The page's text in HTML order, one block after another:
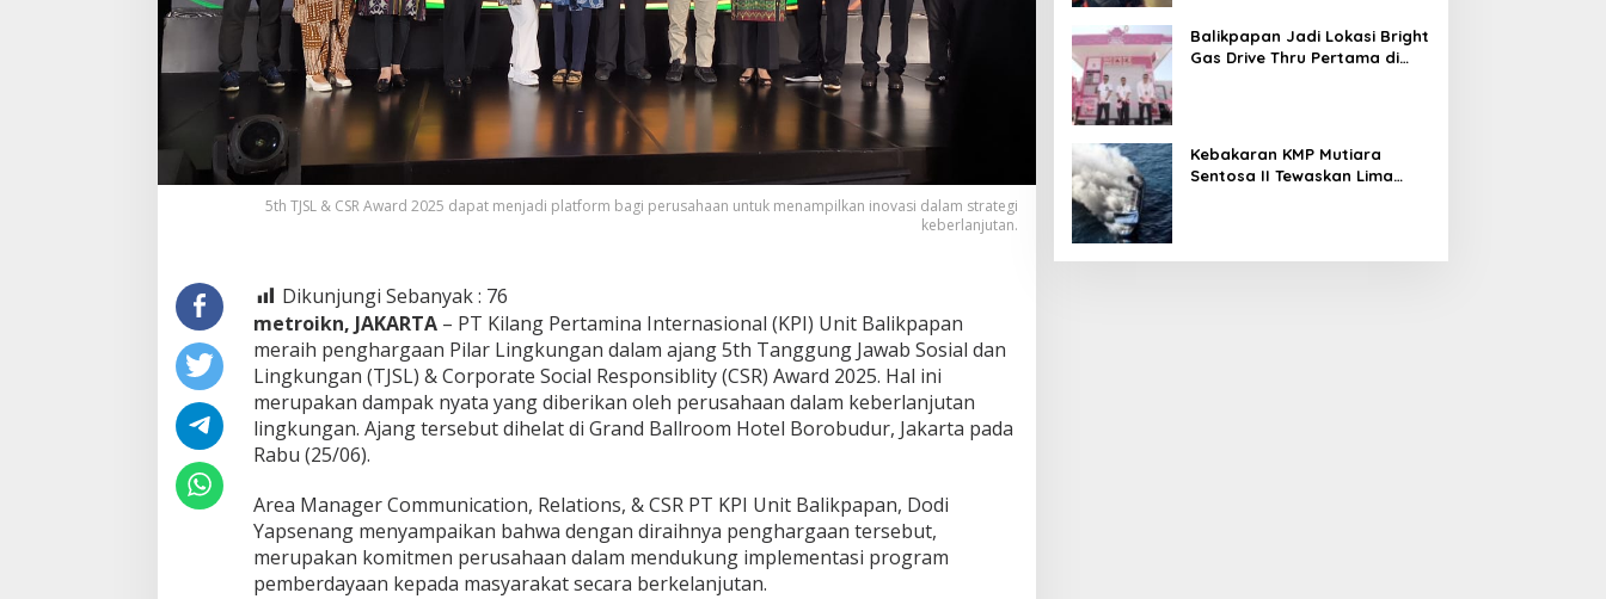
5th TJSL & CSR Award 2025 dapat menjadi platform bagi perusahaan untuk menampilkan inovasi dalam strategi
keberlanjutan.
Dikunjungi Sebanyak : 76
metroikn, JAKARTA– PT Kilang Pertamina Internasional (KPI) Unit Balikpapan
meraih penghargaan Pilar Lingkungan dalam ajang 5th Tanggung Jawab Sosial dan
Lingkungan (TJSL) & Corporate Social Responsiblity (CSR) Award 2025. Hal ini
merupakan dampak nyata yang diberikan oleh perusahaan dalam keberlanjutan
lingkungan. Ajang tersebut dihelat di Grand Ballroom Hotel Borobudur, Jakarta pada
Rabu (25/06).
Area Manager Communication, Relations, & CSR PT KPI Unit Balikpapan, Dodi
Yapsenang menyampaikan bahwa dengan diraihnya penghargaan tersebut,
merupakan komitmen perusahaan dalam mendukung implementasi program
pemberdayaan kepada masyarakat secara berkelanjutan.
Balikpapan Jadi Lokasi Bright
Gas Drive Thru Pertama di
Kebakaran KMP Mutiara
Sentosa II Tewaskan Lima